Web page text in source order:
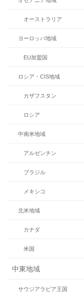
オーストラリア
ヨーロッパ地域
EU加盟国
ロシア・CIS地域
カザフスタン
ロシア
中南米地域
アルゼンチン
ブラジル
メキシコ
北米地域
カナダ
米国
中東地域
サウジアラビア王国